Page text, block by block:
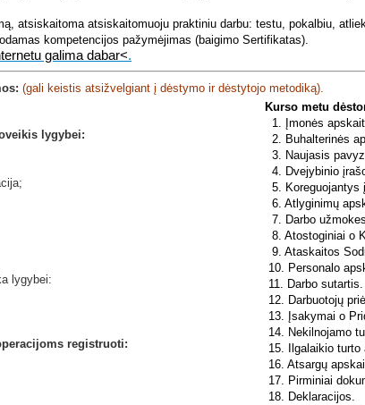
atsiskaitoma atsiskaitomuoju praktiniu darbu: testu, pokalbiu,
kompetencijos pažymėjimas (baigimo Sertifikatas).
galima dabar<.
(gali keistis atsižvelgiant į dėstymo ir dėstytojo metodiką).
Kurso metu
1. Įmonės
2. Buhalterinės
3. Naujasis
4. Dvejybinio
5. Koreguojantys
6. Atlyginimų
7. Darbo
8. Atostoginiai o
9. Ataskaitos
10. Personalo
11. Darbo sutartis.
12. Darbuotojų
13. Įsakymai o
14. Nekilnojamo
15. Ilgalaikio turto
16. Atsargų
17. Pirminiai
18. Deklaracijos.
lygybei:
lygybei:
registruoti: